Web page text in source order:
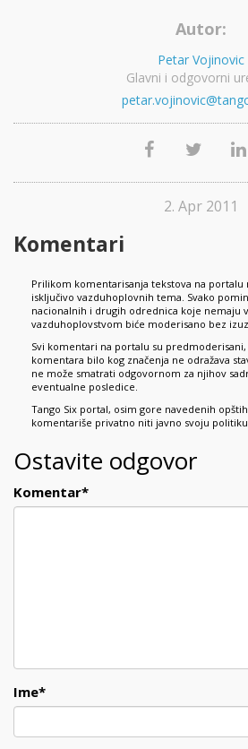
Autor:
Petar Vojinovic
Glavni i odgovorni
2. Apr 2011
Komentari
Prilikom komentarisanja tekstova na portalu
isključivo vazduhoplovnih tema. Svako
nacionalnih i drugih odrednica koje nemaju
vazduhoplovstvom biće moderisano bez
Svi komentari na portalu su
komentara bilo kog značenja ne odražava
ne može smatrati odgovornom za njihov
eventualne posledice.
Tango Six portal, osim gore navedenih
komentariše privatno niti javno svoju
Ostavite odgovor
Komentar*
Ime*